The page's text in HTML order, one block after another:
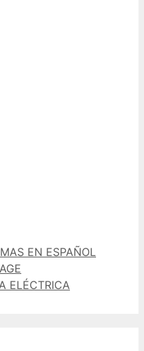
EN ESPAÑOL
ELÉCTRICA